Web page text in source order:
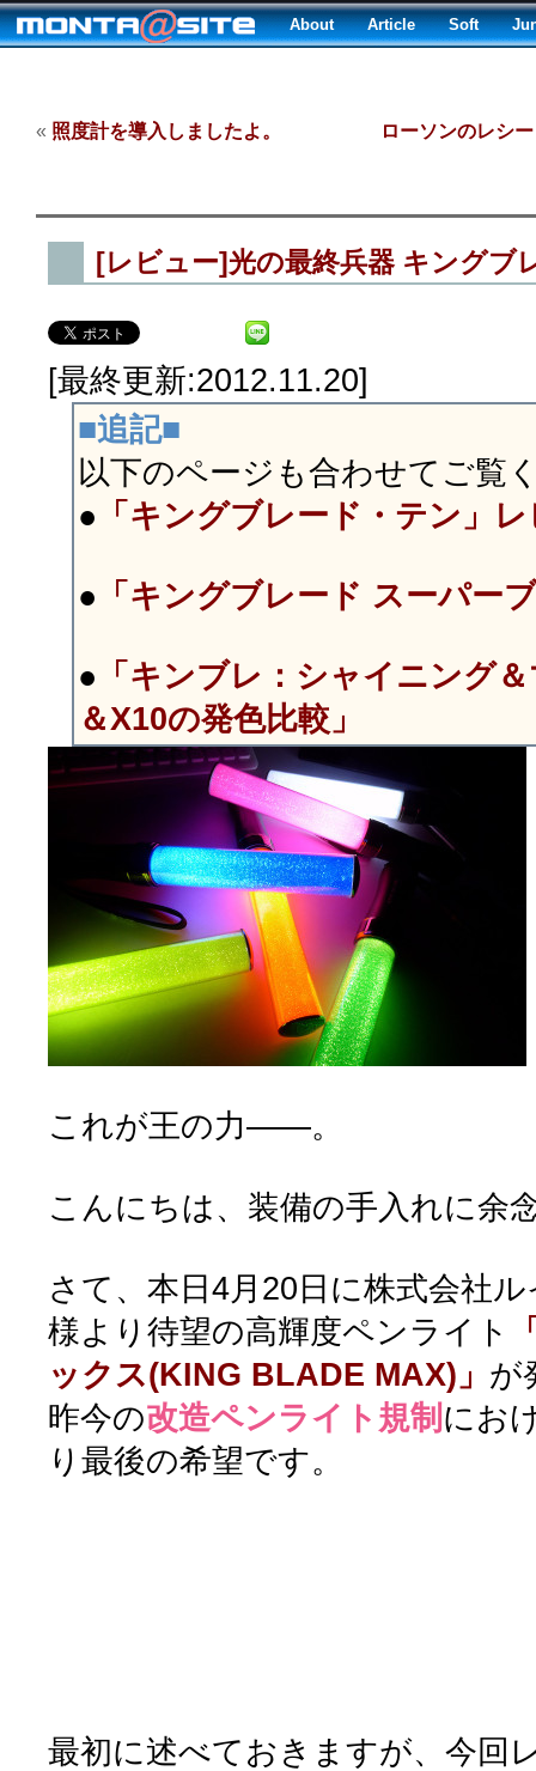
About Article Soft
« 照度計を導入しましたよ。 ローソンのレシ
[レビュー]光の最終兵器 キングブ
[最終更新:2012.11.20]
■追記■
以下のページも合わせてご覧
● 「キングブレード・テン」
● 「キングブレード スーパー
● 「キンブレ：シャイニング
＆X10の発色比較」
これが王の力――。
こんにちは、装備の手入れに余
さて、本日4月20日に株式会社
様より待望の高輝度ペンライト
ックス(KING BLADE MAX)」 が
昨今の改造ペンライト規制 にお
り最後の希望です。
最初に述べておきますが、今回